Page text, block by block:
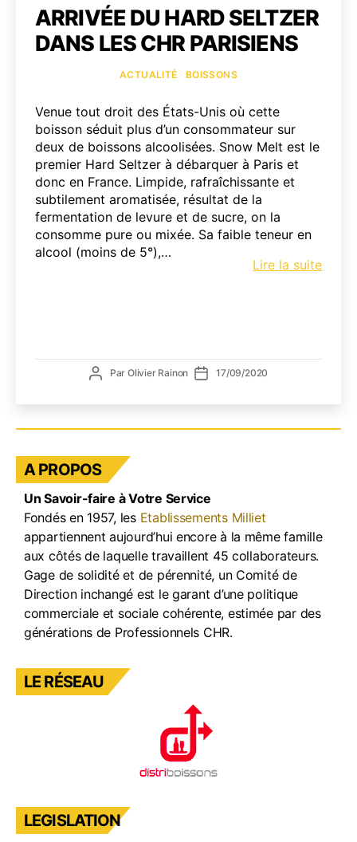
ARRIVÉE DU HARD SELTZER
DANS LES CHR PARISIENS
ACTUALITÉ BOISSONS
Venue tout droit des États-Unis où cette
boisson séduit plus d’un consommateur sur
deux de boissons alcoolisées. Snow Melt est le
premier Hard Seltzer à débarquer à Paris et
donc en France. Limpide, rafraîchissante et
subtilement aromatisée, résultat de la
fermentation de levure et de sucre, on la
consomme pure ou mixée. Sa faible teneur en
alcool (moins de 5°),…
Lire la suite
AuteurParOlivier Rainon Date
17/09/2020
A PROPOS
Un Savoir-faire à Votre Service
Fondés en 1957, les Etablissements Milliet
appartiennent aujourd’hui encore à la même famille
aux côtés de laquelle travaillent 45 collaborateurs.
Gage de solidité et de pérennité, un Comité de
Direction inchangé est le garant d’une politique
commerciale et sociale cohérente, estimée par des
générations de Professionnels CHR.
LE RÉSEAU
LEGISLATION